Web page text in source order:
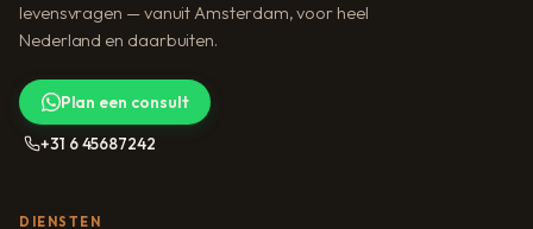
levensvragen — vanuit Amsterdam, voor heel
Nederland en daarbuiten.
Plan een consult
+31 6 45687242
DIENSTEN